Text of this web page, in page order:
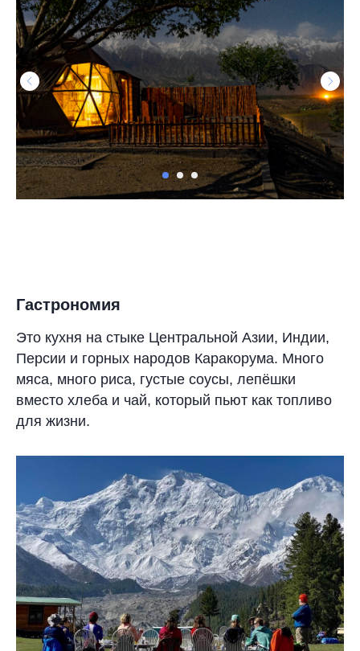
Гастрономия
Это кухня на стыке Центральной Азии, Индии,
Персии и горных народов Каракорума. Много
мяса, много риса, густые соусы, лепёшки
вместо хлеба и чай, который пьют как топливо
для жизни.